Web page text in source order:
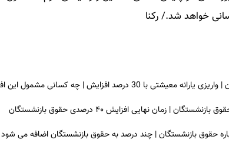
خواهد شد./ رکنا
افزایش | چه کسانی مشمول این افزایش یارانه شدند؟
| زمان نهایی افزایش ۴۰ درصدی حقوق بازنشستگان
حقوق بازنشستگان | چند درصد به حقوق بازنشستگان اضافه می